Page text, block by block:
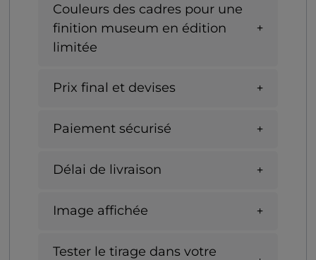
Couleurs des cadres pour une
finition museum en édition
limitée
Prix final et devises
Paiement sécurisé
Délai de livraison
Image affichée
Tester le tirage dans votre